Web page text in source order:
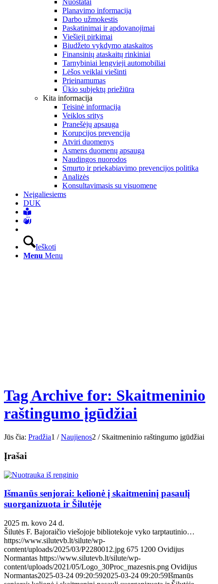
Nuostatai
Planavimo informacija
Darbo užmokestis
Paskatinimai ir apdovanojimai
Viešieji pirkimai
Biudžeto vykdymo ataskaitos
Finansinių ataskaitų rinkiniai
Tarnybiniai lengvieji automobiliai
Lėšos veiklai viešinti
Prieinamumas
Ūkio subjektų priežiūra
Kita informacija
Teisinė informacija
Veiklos sritys
Pranešėjų apsauga
Korupcijos prevencija
Atviri duomenys
Asmens duomenų apsauga
Naudingos nuorodos
Smurto ir priekabiavimo prevencijos politika
Analizės
Konsultavimasis su visuomene
Neįgaliesiems
DUK
Ieškoti
Menu Menu
Tag Archive for: Skaitmeninio
raštingumo įgūdžiai
Jūs čia: Pradžia1 / Naujienos2 / Skaitmeninio raštingumo įgūdžiai
Įrašai
Išmanūs senjorai: kelionė į skaitmeninį pasaulį
suorganizuota ir Šilutėje
2025 m. kovo 24 d.
Šilutės F. Bajoraičio viešojoje bibliotekoje vyko tarptautinio…
https://www.silutevb.lt/silute/wp-
content/uploads/2025/03/P2280012.jpg 675 1200 Ovidijus
Normantas https://www.silutevb.lt/silute/wp-
content/uploads/2021/05/Logo_30Proc_mazesnis.png Ovidijus
Normantas2025-03-24 09:20:592025-03-24 09:20:59Išmanūs